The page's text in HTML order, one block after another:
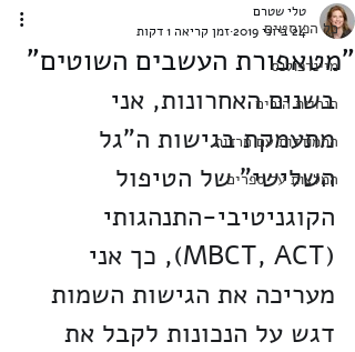
כל הפוסטים
מיינדפולנס
הנחיית הורים
התמודדות עם חרדות
המלצות על ספרים
"מטאפורת העשבים השוטים"
טלי שטרם
24 ביוני 2019
זמן קריאה 1 דקות
בשנים האחרונות, אני
מתעמקת בגישות ה"גל
השלישי" של הטיפול
הקוגניטיבי-התנהגותי
(MBCT, ACT), כך אני
מעריכה את הגישות השמות
דגש על הנכונות לקבל את